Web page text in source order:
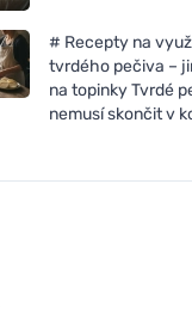
# Recepty na
tvrdého pečiva –
na topinky Tvrdé
nemusí skončit v